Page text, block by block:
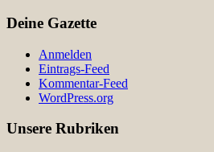
Deine Gazette
Anmelden
Eintrags-Feed
Kommentar-Feed
WordPress.org
Unsere Rubriken